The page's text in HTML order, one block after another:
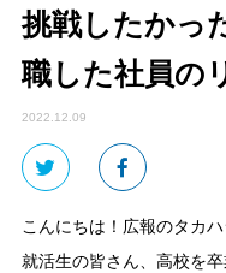
挑戦したかっ
職した社員の
2022.12.09
こんにちは！広報のタカハ
就活生の皆さん、高校を卒